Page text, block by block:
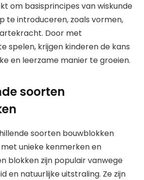
om basisprincipes van wiskunde
te introduceren, zoals vormen,
Door met
spelen, krijgen kinderen de kans
en leerzame manier te groeien.
soorten
soorten bouwblokken
unieke kenmerken en
blokken zijn populair vanwege
en natuurlijke uitstraling. Ze zijn